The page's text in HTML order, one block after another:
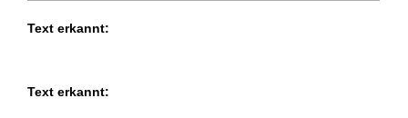
Text erkannt:
Text erkannt: